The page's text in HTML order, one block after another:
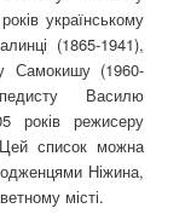
українському
(1865-1941),
Самокишу (1960-
Василю
років режисеру
список можна
Ніжина,
місті.